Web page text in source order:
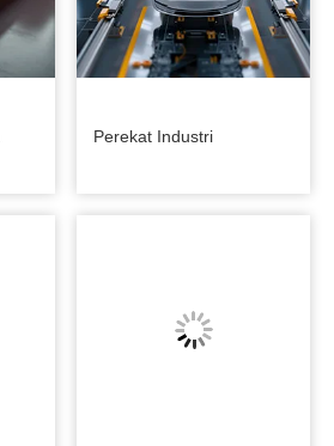
Perekat Industri